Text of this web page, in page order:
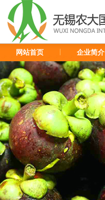
网站首页 企业简介